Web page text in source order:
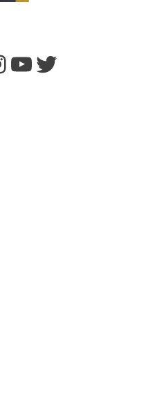
YouTube
Twitter